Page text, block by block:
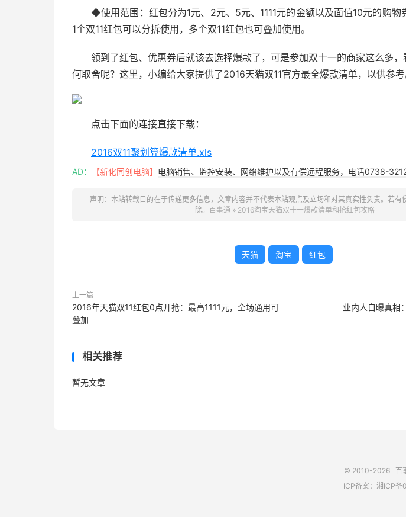
◆使用范围：红包分为1元、2元、5元、1111元的金额以及面值10元的购物
1个双11红包可以分拆使用，多个双11红包也可叠加使用。
领到了红包、优惠券后就该去选择爆款了，可是参加双十一的商家这么多
何取舍呢？这里，小编给大家提供了2016天猫双11官方最全爆款清单，以供参考
点击下面的连接直接下载：
2016双11聚划算爆款清单.xls
这两份清单以表格的形式清晰的罗列了2016年双十一所有报名参加活动的
最后，新化百事通提醒：双十一有爆款，剁手须谨慎！！
AD： 【新化同创电脑】 电脑销售、监控安装、网络维护以及有偿远程服务，电话0738-
声明：本站转载目的在于传递更多信息，文章内容并不代表本站观点及立场和对其真实性负责。若有
除。 百事通 » 2016淘宝天猫双十一爆款清单和抢红包攻略
天猫 淘宝 红包
上一篇
2016年天猫双11红包0点开抢：最高1111元，全场通用可
叠加
业内人自曝真相
相关推荐
暂无文章
© 2010-2026 百
ICP备案： 湘ICP